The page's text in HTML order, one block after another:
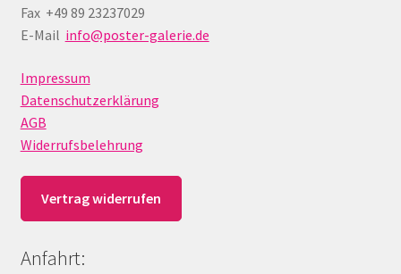
Fax +49 89 23237029
E-Mail info@poster-galerie.de
Impressum
Datenschutzerklärung
AGB
Widerrufsbelehrung
Vertrag widerrufen
Anfahrt: